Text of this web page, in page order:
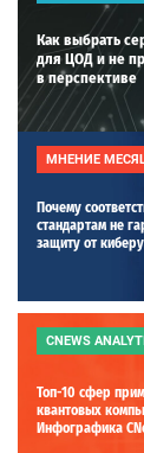
Как выбрать
для ЦОД и не
в перспективе
МНЕНИЕ
Почему
стандартам не
защиту от
CNEWS
Топ-10 сфер
квантовых
Инфографика